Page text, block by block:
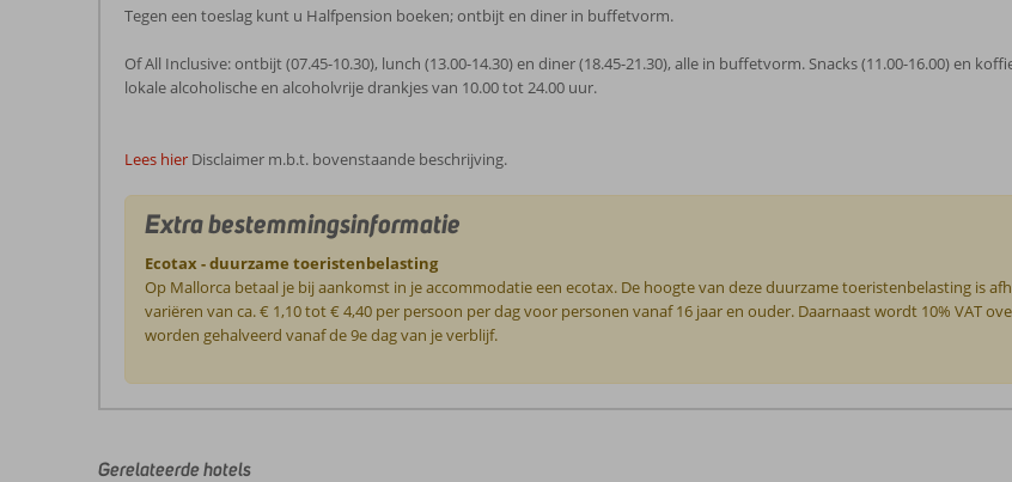
Tegen een toeslag kunt u Halfpension boeken; ontbijt en diner in buffetvorm.
Of All Inclusive: ontbijt (07.45-10.30), lunch (13.00-14.30) en diner (18.45-21.30), alle in buffetvorm. Snacks (11.00-16.00) en
lokale alcoholische en alcoholvrije drankjes van 10.00 tot 24.00 uur.
Lees hier Disclaimer m.b.t. bovenstaande beschrijving.
Extra bestemmingsinformatie
Ecotax - duurzame toeristenbelasting
Op Mallorca betaal je bij aankomst in je accommodatie een ecotax. De hoogte van deze duurzame toeristenbelasting is
variëren van ca. € 1,10 tot € 4,40 per persoon per dag voor personen vanaf 16 jaar en ouder. Daarnaast wordt 10% VAT
worden gehalveerd vanaf de 9e dag van je verblijf.
door
Gerelateerde hotels